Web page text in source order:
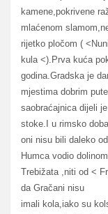
kamene,pokrivene
mlaćenom
rijetko pločom (
kula <).Prva kuća
godina.Gradska je
mjestima dobrim
saobraćajnica dijeli
stoke.I u rimsko doba
oni nisu bili daleko
Humca vodio dolinom
Trebižata ,niti od <
da Gračani nisu
imali kola,iako su